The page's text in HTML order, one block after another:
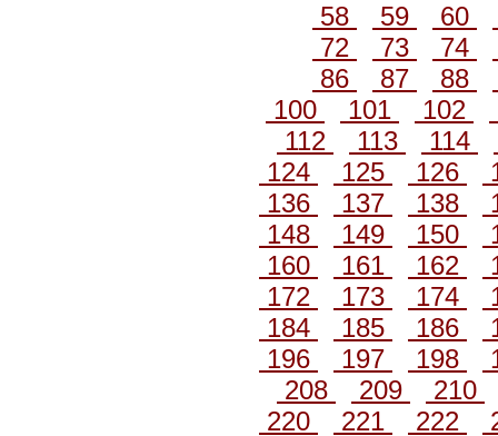
58
59 60
72
73 74
86
87 88
100
101 102
112
113 114
124
125 126
136
137 138
148
149 150
160
161 162
172
173 174
184
185 186
196
197 198
208
209
210
220
221 222